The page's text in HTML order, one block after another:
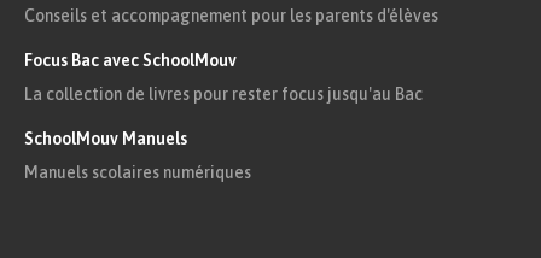
Conseils et accompagnement pour les parents d'élèves
Focus Bac avec SchoolMouv
La collection de livres pour rester focus jusqu'au Bac
SchoolMouv Manuels
Manuels scolaires numériques